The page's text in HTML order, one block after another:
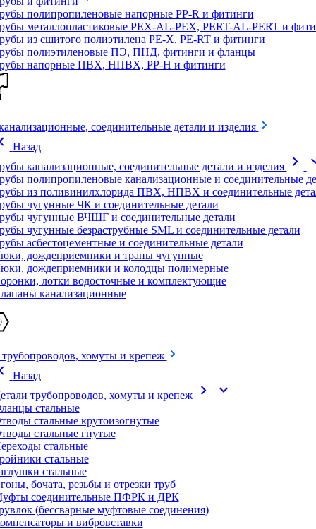
полипропиленовые напорные PP-R и фитинги
металлопластиковые PEX-AL-PEX, PERT-AL-PERT и
из сшитого полиэтилена PE-X, PE-RT и фитинги
полиэтиленовые ПЭ, ПНД, фитинги и фланцы
напорные ПВХ, НПВХ, PP-H и фитинги
соединительные детали и изделия
Назад
канализационные, соединительные детали и изделия
chevron_right
полипропиленовые канализационные и соединительные
из поливинилхлорида ПВХ, НПВХ и соединительные
чугунные ЧК и соединительные детали
чугунные ВЧШГ и соединительные детали
чугунные безраструбные SML и соединительные детали
асбестоцементные и соединительные детали
дождеприемники и трапы чугунные
дождеприемники и колодцы полимерные
лотки водосточные и комплектующие
канализационные
трубопроводов, хомуты и крепеж
Назад
трубопроводов, хомуты и крепеж
chevron_right expand_more
стальные
стальные крутоизогнутые
стальные гнутые
стальные
стальные
стальные
бочата, резьбы и отрезки труб
соединительные ПФРК и ДРК
(бессварные муфтовые соединения)
и вибровставки